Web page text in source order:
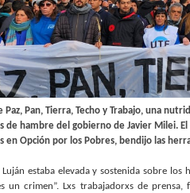
Paz, Pan, Tierra, Techo y Trabajo, una
de hambre del gobierno de Javier Milei.
en Opción por los Pobres, bendijo las
Luján estaba elevada y sostenida sobre
un crimen”. Lxs trabajadorxs de